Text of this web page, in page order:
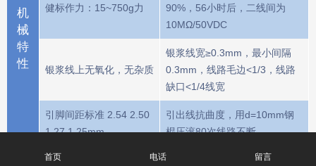
机
械
特
性
健标作力：15~750g力
90%，56小时后，二线间为
10MΩ/50VDC
银浆线上无氧化，无杂质
银浆线宽≥0.3mm，最小间隔
0.3mm，线路毛边<1/3，线路
缺口<1/4线宽
引脚间距标准 2.54 2.50
1.27 1.25mm
引出线抗曲度，用d=10mm钢
棍压滚80次线路不断。
工作温度：－20℃～ 存贮温度：－40℃～+85℃ 温
首页 电话 留言